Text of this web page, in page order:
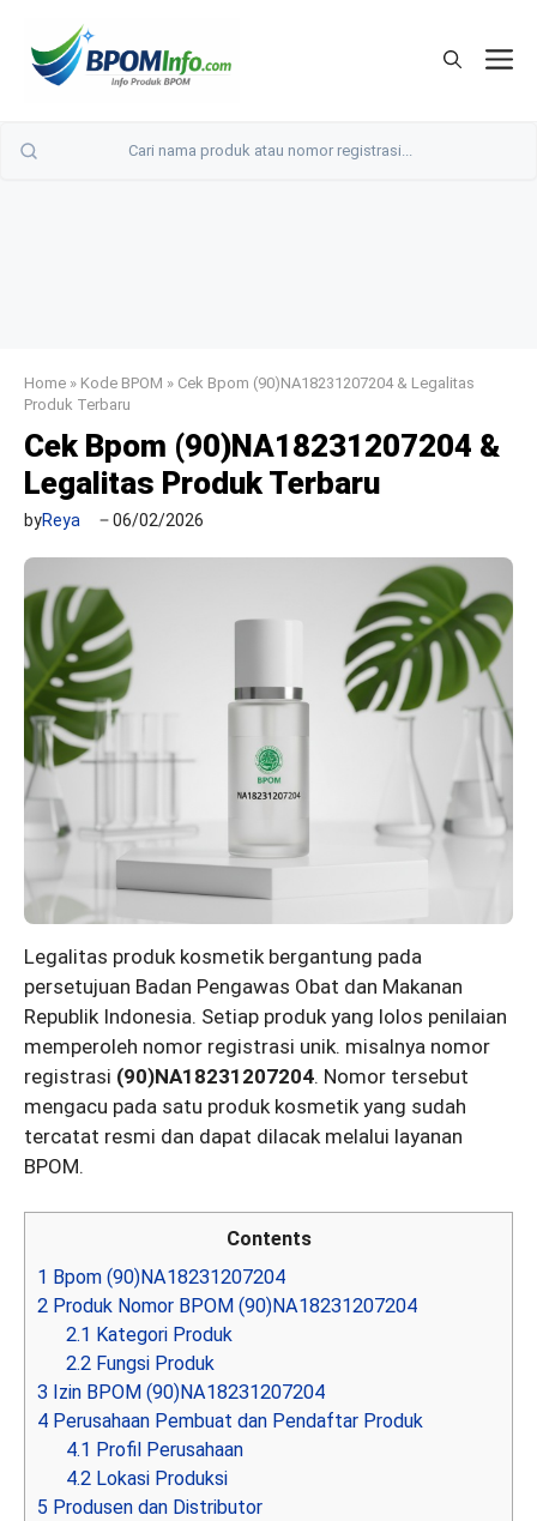
Home » Kode BPOM » Cek Bpom (90)NA18231207204 & Legalitas
Produk Terbaru
Cek Bpom (90)NA18231207204 &
Legalitas Produk Terbaru
byReya 06/02/2026
Legalitas produk kosmetik bergantung pada
persetujuan Badan Pengawas Obat dan Makanan
Republik Indonesia. Setiap produk yang lolos penilaian
memperoleh nomor registrasi unik. misalnya nomor
registrasi (90)NA18231207204. Nomor tersebut
mengacu pada satu produk kosmetik yang sudah
tercatat resmi dan dapat dilacak melalui layanan
BPOM.
Contents
1 Bpom (90)NA18231207204
2 Produk Nomor BPOM (90)NA18231207204
2.1 Kategori Produk
2.2 Fungsi Produk
3 Izin BPOM (90)NA18231207204
4 Perusahaan Pembuat dan Pendaftar Produk
4.1 Profil Perusahaan
4.2 Lokasi Produksi
5 Produsen dan Distributor